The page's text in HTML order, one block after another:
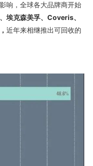
响，全球各大品牌商开始
埃克森美孚、Coveris、
近年来相继推出可回收的